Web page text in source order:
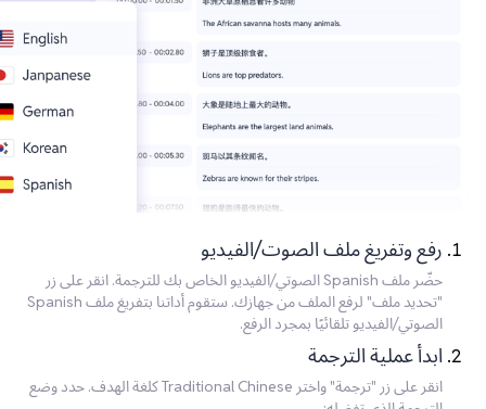
رفع وتفريغ ملف الصوت/الفيديو
حضّر ملف Spanish الصوتي/الفيديو الخاص بك للترجمة. انقر على زر
"تحديد ملف" لرفع الملف من جهازك. ستقوم أداتنا بتفريغ ملف Spanish
الصوتي/الفيديو تلقائيًا بمجرد الرفع.
ابدأ عملية الترجمة
انقر على زر "ترجمة" واختر Traditional Chinese كلغة الهدف. حدد وضع